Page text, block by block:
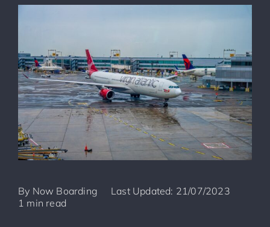
By Now Boarding
Last Updated: 21/07/2023
1 min read